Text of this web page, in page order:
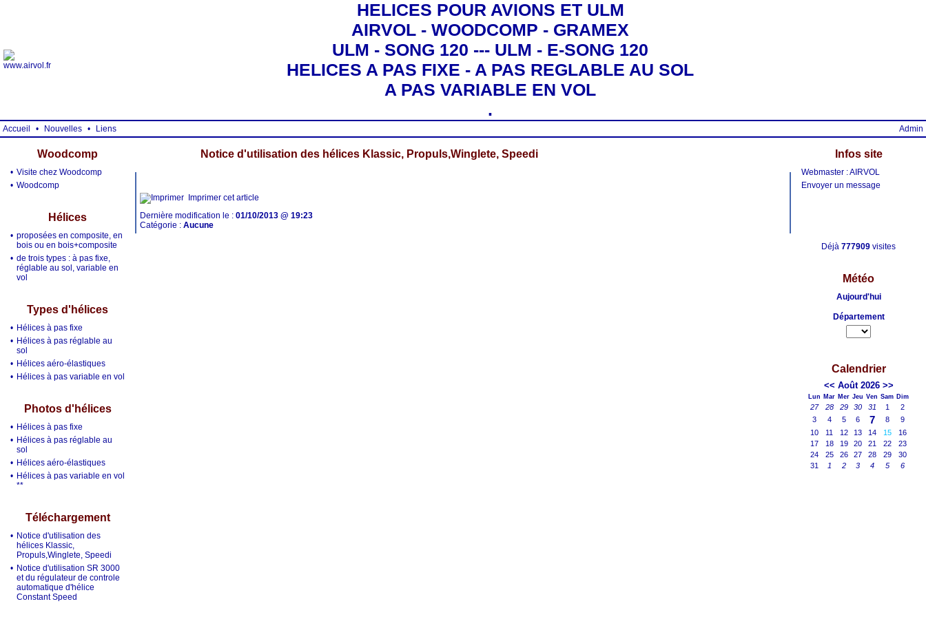
HELICES POUR AVIONS ET ULM
AIRVOL - WOODCOMP - GRAMEX
ULM - SONG 120 --- ULM - E-SONG 120
HELICES A PAS FIXE - A PAS REGLABLE AU SOL
A PAS VARIABLE EN VOL
.
Accueil • Nouvelles • Liens Admin
Woodcomp
• Visite chez Woodcomp
• Woodcomp
Hélices
• proposées en composite, en
bois ou en bois+composite
• de trois types : à pas fixe,
réglable au sol, variable en
vol
Types d'hélices
• Hélices à pas fixe
• Hélices à pas réglable au
sol
• Hélices aéro-élastiques
• Hélices à pas variable en vol
Photos d'hélices
• Hélices à pas fixe
• Hélices à pas réglable au
sol
• Hélices aéro-élastiques
• Hélices à pas variable en vol
**
Téléchargement
• Notice d'utilisation des
hélices Klassic,
Propuls,Winglete, Speedi
• Notice d'utilisation SR 3000
et du régulateur de controle
automatique d'hélice
Constant Speed
Notice d'utilisation des hélices Klassic, Propuls,Winglete, Speedi
Imprimer cet article
Dernière modification le : 01/10/2013 @ 19:23
Catégorie : Aucune
Infos site
Webmaster : AIRVOL
Envoyer un message
Déjà 777909 visites
Météo
Aujourd'hui
Département
Calendrier
<< Août 2026 >>
Lun Mar Mer Jeu Ven Sam Dim
27 28 29 30 31 1
2
3
4 5 6 7 8
9
10
11 12 13 14 15
16
17
18 19 20 21 22
23
24
25 26 27 28 29
30
31
1 2 3 4 5 6